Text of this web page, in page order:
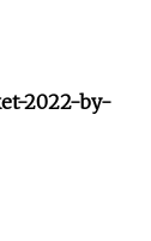
2022-by-